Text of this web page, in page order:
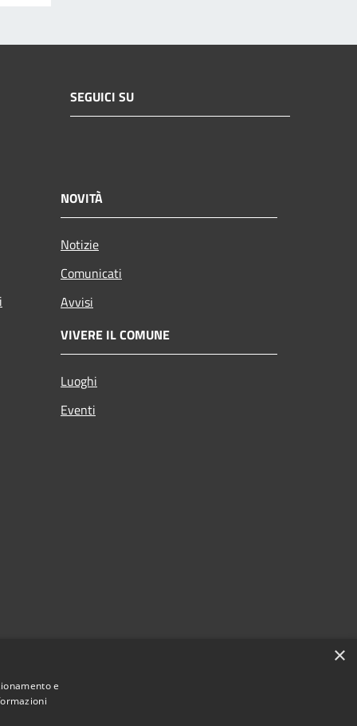
SEGUICI SU
NOVITÀ
Notizie
Comunicati
Avvisi
VIVERE IL COMUNE
Luoghi
Eventi
×
e